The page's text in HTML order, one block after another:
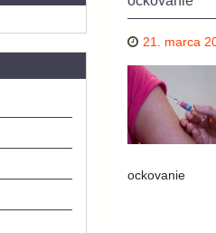
21. marca
ockovanie